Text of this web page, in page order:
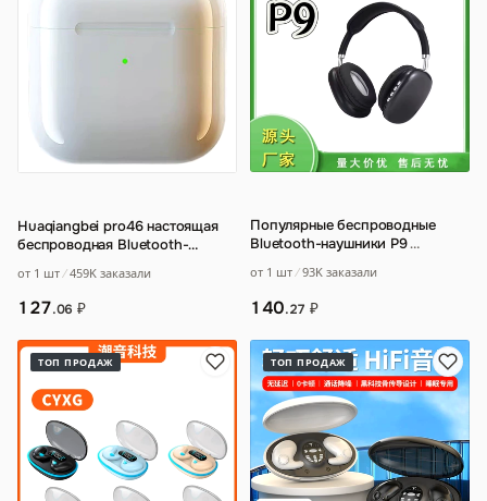
Huaqiangbei pro46 настоящая
беспроводная Bluetooth-
третьего…
от 1 шт 459K заказали
127.06 ₽
Популярные беспроводные
Bluetooth-наушники P9…
от 1 шт 93K заказали
140.27 ₽
ТОП ПРОДАЖ ТОП ПРОДАЖ